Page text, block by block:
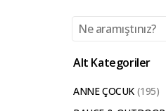
Alt Kategoriler
ANNE ÇOCUK (195)